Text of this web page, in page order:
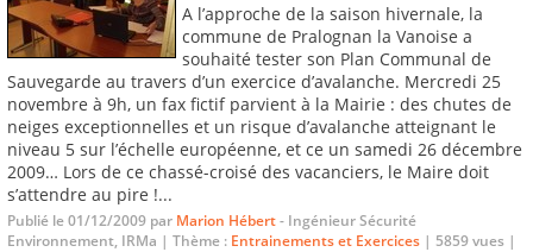
A l’approche de la saison hivernale, la
commune de Pralognan la Vanoise a
souhaité tester son Plan Communal de
Sauvegarde au travers d’un exercice d’avalanche. Mercredi 25
novembre à 9h, un fax fictif parvient à la Mairie : des chutes de
neiges exceptionnelles et un risque d’avalanche atteignant le
niveau 5 sur l’échelle européenne, et ce un samedi 26 décembre
2009… Lors de ce chassé-croisé des vacanciers, le Maire doit
s’attendre au pire !...
Publié le 01/12/2009 par Marion Hébert- Ingénieur Sécurité
Environnement, IRMa | Thème : Entrainements et Exercices | 5859 vues |